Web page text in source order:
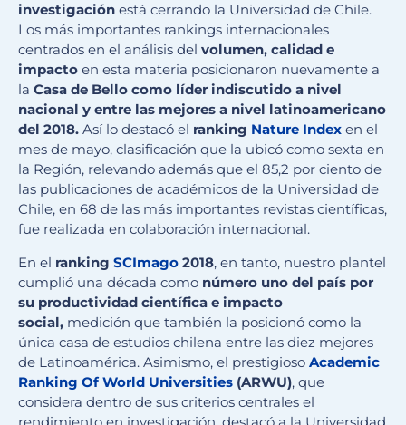
investigación está cerrando la Universidad de Chile.
Los más importantes rankings internacionales
centrados en el análisis del volumen, calidad e
impacto en esta materia posicionaron nuevamente a
la Casa de Bello como líder indiscutido a nivel
nacional y entre las mejores a nivel latinoamericano
del 2018. Así lo destacó el ranking Nature Index en el
mes de mayo, clasificación que la ubicó como sexta en
la Región, relevando además que el 85,2 por ciento de
las publicaciones de académicos de la Universidad de
Chile, en 68 de las más importantes revistas científicas,
fue realizada en colaboración internacional.
En el ranking SCImago 2018, en tanto, nuestro plantel
cumplió una década como número uno del país por
su productividad científica e impacto
social, medición que también la posicionó como la
única casa de estudios chilena entre las diez mejores
de Latinoamérica. Asimismo, el prestigioso Academic
Ranking Of World Universities (ARWU), que
considera dentro de sus criterios centrales el